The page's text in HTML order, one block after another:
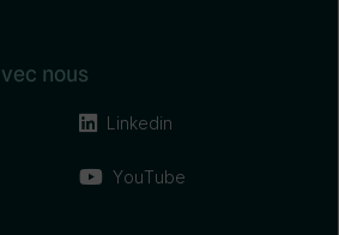
nous
Linkedin
YouTube